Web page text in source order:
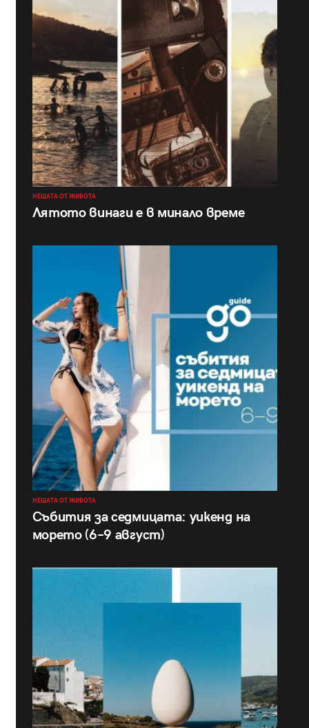
НЕЩАТА ОТ ЖИВОТА
Лятото винаги е в минало време
НЕЩАТА ОТ ЖИВОТА
Събития за седмицата: уикенд на
морето (6–9 август)